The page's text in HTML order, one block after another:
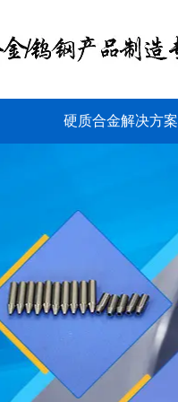
硬质合金解决方案